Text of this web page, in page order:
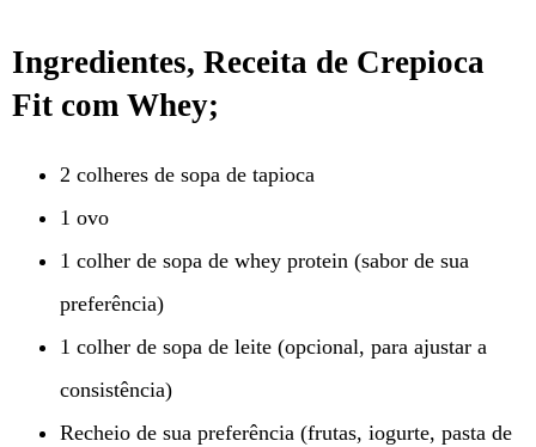
Ingredientes, Receita de Crepioca
Fit com Whey;
2 colheres de sopa de tapioca
1 ovo
1 colher de sopa de whey protein (sabor de sua
preferência)
1 colher de sopa de leite (opcional, para ajustar a
consistência)
Recheio de sua preferência (frutas, iogurte, pasta de